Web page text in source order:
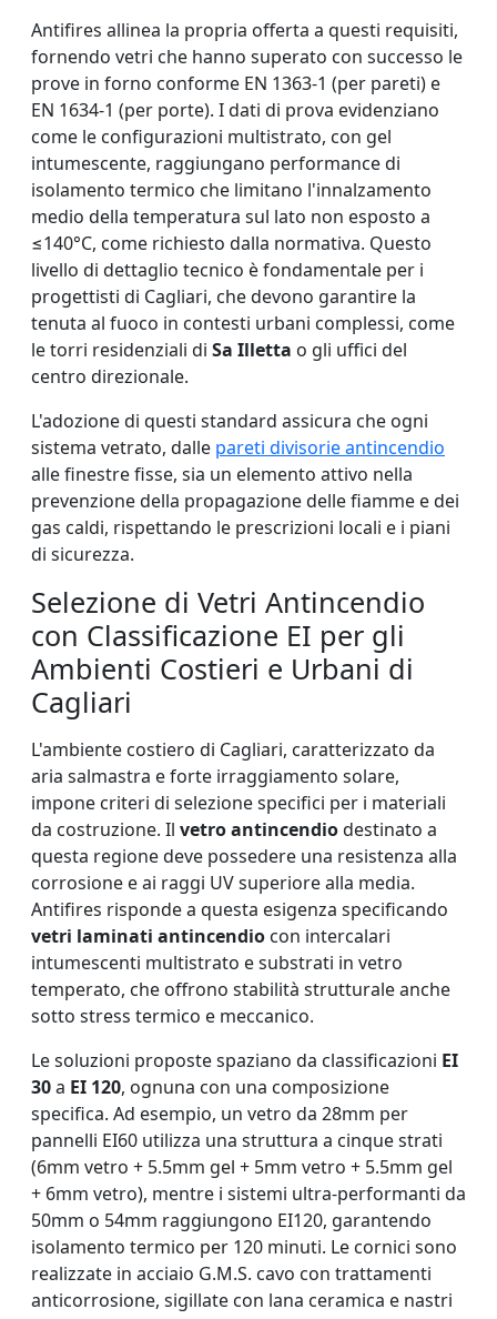
Antifires allinea la propria offerta a questi requisiti,
fornendo vetri che hanno superato con successo le
prove in forno conforme EN 1363-1 (per pareti) e
EN 1634-1 (per porte). I dati di prova evidenziano
come le configurazioni multistrato, con gel
intumescente, raggiungano performance di
isolamento termico che limitano l'innalzamento
medio della temperatura sul lato non esposto a
≤140°C, come richiesto dalla normativa. Questo
livello di dettaglio tecnico è fondamentale per i
progettisti di Cagliari, che devono garantire la
tenuta al fuoco in contesti urbani complessi, come
le torri residenziali di Sa Illetta o gli uffici del
centro direzionale.
L'adozione di questi standard assicura che ogni
sistema vetrato, dalle pareti divisorie antincendio
alle finestre fisse, sia un elemento attivo nella
prevenzione della propagazione delle fiamme e dei
gas caldi, rispettando le prescrizioni locali e i piani
di sicurezza.
Selezione di Vetri Antincendio
con Classificazione EI per gli
Ambienti Costieri e Urbani di
Cagliari
L'ambiente costiero di Cagliari, caratterizzato da
aria salmastra e forte irraggiamento solare,
impone criteri di selezione specifici per i materiali
da costruzione. Il vetro antincendiodestinato a
questa regione deve possedere una resistenza alla
corrosione e ai raggi UV superiore alla media.
Antifires risponde a questa esigenza specificando
vetri laminati antincendio con intercalari
intumescenti multistrato e substrati in vetro
temperato, che offrono stabilità strutturale anche
sotto stress termico e meccanico.
Le soluzioni proposte spaziano da classificazioni EI
30a EI 120, ognuna con una composizione
specifica. Ad esempio, un vetro da 28mm per
pannelli EI60 utilizza una struttura a cinque strati
(6mm vetro + 5.5mm gel + 5mm vetro + 5.5mm gel
+ 6mm vetro), mentre i sistemi ultra-performanti da
50mm o 54mm raggiungono EI120, garantendo
isolamento termico per 120 minuti. Le cornici sono
realizzate in acciaio G.M.S. cavo con trattamenti
anticorrosione, sigillate con lana ceramica e nastri